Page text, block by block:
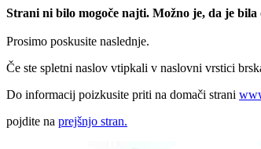
Strani ni bilo mogoče najti. Možno je, da je
Prosimo poskusite naslednje.
Če ste spletni naslov vtipkali v naslovni vrstici
Do informacij poizkusite priti na domači strani
pojdite na prejšnjo stran.